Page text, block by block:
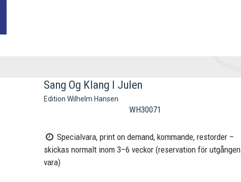
Sang Og Klang I Julen
Edition Wilhelm Hansen
WH30071
Specialvara, print on demand, kommande, restorder –
skickas normalt inom 3–6 veckor (reservation för utgången
vara)